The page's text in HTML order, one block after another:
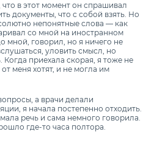
в этот момент он спрашивал
документы, что с собой взять. Но
непонятные слова — как
со мной на иностранном
мной, говорил, но я ничего не
уловить смысл, но
Когда приехала скорая, я тоже не
меня хотят, и не могла им
а врачи делали
я начала постепенно отходить.
речь и сама немного говорила.
где-то часа полтора.